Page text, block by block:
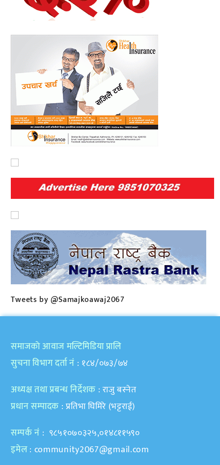
Tweets by @Samajkoawaj2067
समाजकाे आवाज मल्टिमिडिया प्रालि
सुचना विभाग दर्ता नं : १८४/०७३/७४
अध्यक्ष तथा प्रबन्ध निर्देशक : राजु बस्नेत
प्रधान सम्पादक : प्रतिभा घिमिरे (भट्टराई)
सम्पर्क नं : ९८५१०७०३२५,०१४८११५९०
इमेल: community2067@gmail.com